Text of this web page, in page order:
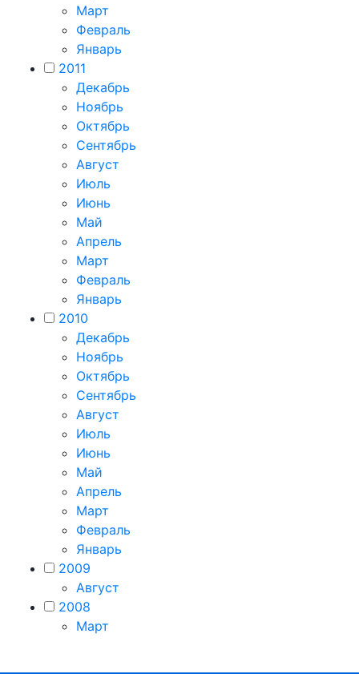
Март
Февраль
Январь
2011
Декабрь
Ноябрь
Октябрь
Сентябрь
Август
Июль
Июнь
Май
Апрель
Март
Февраль
Январь
2010
Декабрь
Ноябрь
Октябрь
Сентябрь
Август
Июль
Июнь
Май
Апрель
Март
Февраль
Январь
2009
Август
2008
Март